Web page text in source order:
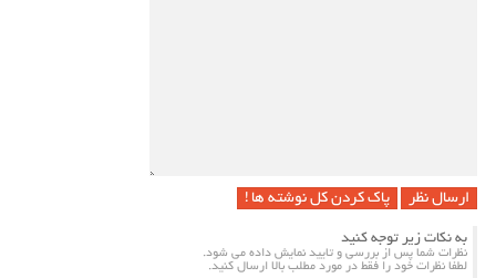
پاک کردن کل نوشته ها !
به نکات زیر توجه کنید
نظرات شما پس از بررسی و تایید نمایش داده می شود.
لطفا نظرات خود را فقط در مورد مطلب بالا ارسال کنید.